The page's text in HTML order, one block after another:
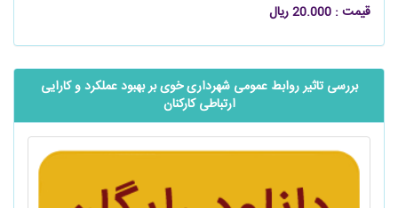
قیمت : 20.000 ریال
بررسی تاثیر روابط عمومی شهرداری خوی بر بهبود عملکرد و کارایی
ارتباطی کارکنان